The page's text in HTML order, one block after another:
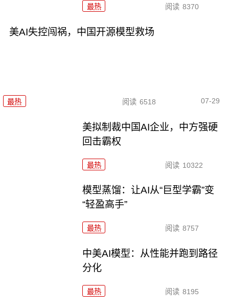
最热 阅读 8370
美AI失控闯祸，中国开源模型救场
最热 阅读 6518 07-29
美拟制裁中国AI企业，中方强硬
回击霸权
最热 阅读 10322
模型蒸馏：让AI从“巨型学霸”变
“轻盈高手”
最热 阅读 8757
中美AI模型：从性能并跑到路径
分化
最热 阅读 8195